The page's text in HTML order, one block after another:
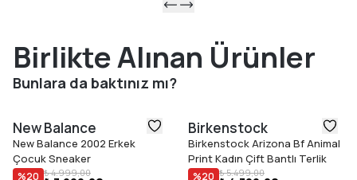
Birlikte Alınan Ürünler
Bunlara da baktınız mı?
New Balance
New Balance 2002 Erkek
Çocuk Sneaker
%20 ₺ 4.999,00
Birkenstock
Birkenstock Arizona Bf Animal
Print Kadın Çift Bantlı Terlik
%20 ₺ 5.499,00